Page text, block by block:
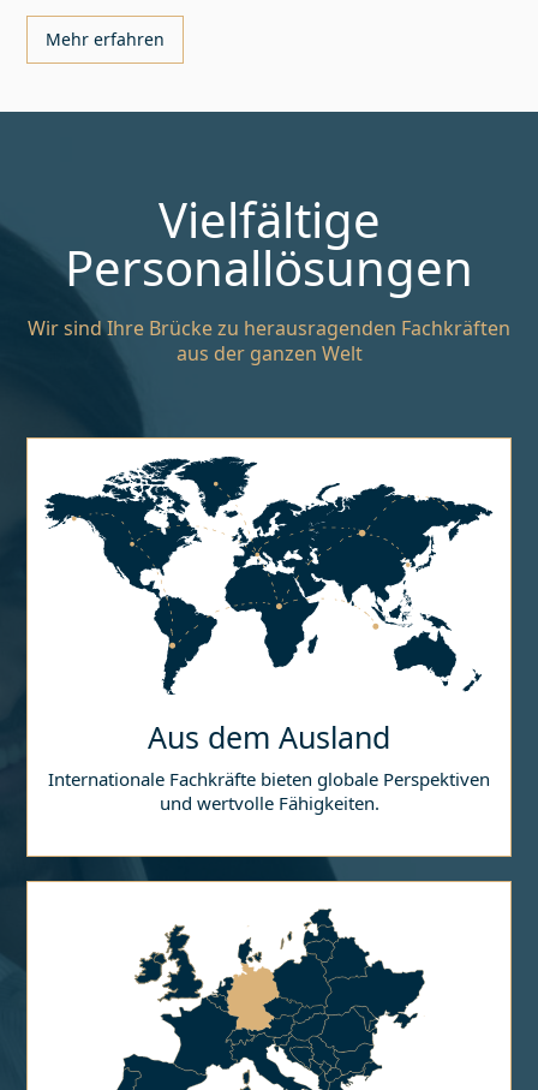
Mehr erfahren
Vielfältige
Personallösungen
Wir sind Ihre Brücke zu herausragenden Fachkräften
aus der ganzen Welt
Aus dem Ausland
Internationale Fachkräfte bieten globale Perspektiven
und wertvolle Fähigkeiten.